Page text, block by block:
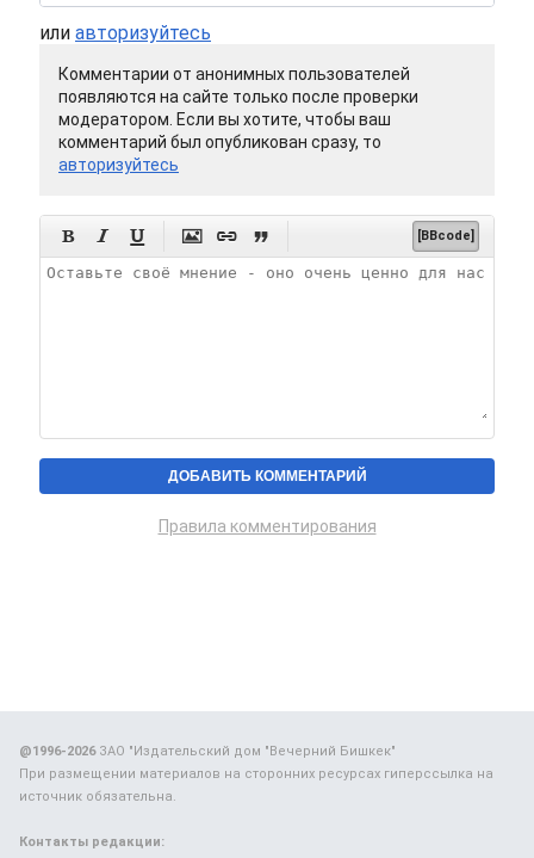
или авторизуйтесь
Комментарии от анонимных пользователей
появляются на сайте только после проверки
модератором. Если вы хотите, чтобы ваш
комментарий был опубликован сразу, то
авторизуйтесь
      [BBcode]
Правила комментирования
@1996-2026ЗАО "Издательский дом "Вечерний Бишкек"
При размещении материалов на сторонних ресурсах гиперссылка на
источник обязательна.
Контакты редакции: